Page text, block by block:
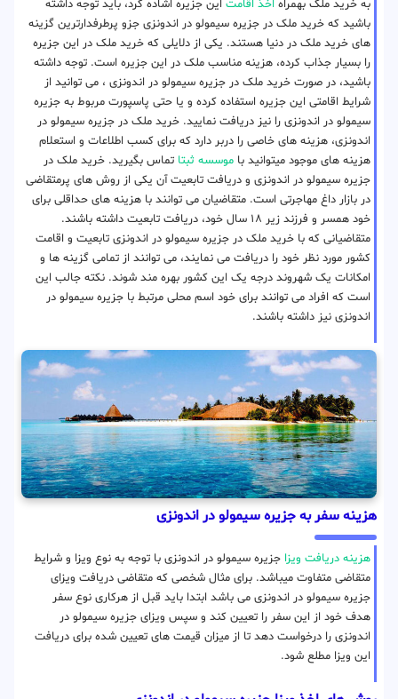
به خرید ملک بهمراه اخذ اقامت این جزیره اشاده کرد، باید توجه داشته
باشید که خرید ملک در جزیره سیمولو در اندونزی جزو پرطرفدارترین گزینه
های خرید ملک در دنیا هستند. یکی از دلایلی که خرید ملک در این جزیره
را بسیار جذاب کرده، هزینه مناسب ملک در این جزیره است. توجه داشته
باشید، در صورت خرید ملک در جزیره سیمولو در اندونزی ، می توانید از
شرایط اقامتی این جزیره استفاده کرده و یا حتی پاسپورت مربوط به جزیره
سیمولو در اندونزی را نیز دریافت نمایید. خرید ملک در جزیره سیمولو در
اندونزی، هزینه های خاصی را دربر دارد که برای کسب اطلاعات و استعلام
هزینه های موجود میتوانید با موسسه ثبتا تماس بگیرید. خرید ملک در
جزیره سیمولو در اندونزی و دریافت تابعیت آن یکی از روش های پرمتقاضی
در بازار داغ مهاجرتی است. متقاضیان می توانند با هزینه های حداقلی برای
خود همسر و فرزند زیر ۱۸ سال خود، دریافت تابعیت داشته باشند.
متقاضیانی که با خرید ملک در جزیره سیمولو در اندونزی تابعیت و اقامت
کشور مورد نظر خود را دریافت می نمایند، می توانند از تمامی گزینه ها و
امکانات یک شهروند درجه یک این کشور بهره مند شوند. نکته جالب این
است که افراد می توانند برای خود اسم محلی مرتبط با جزیره سیمولو در
اندونزی نیز داشته باشند.
هزینه سفر به جزیره سیمولو در اندونزی
هزینه دریافت ویزا جزیره سیمولو در اندونزی با توجه به نوع ویزا و شرایط
متقاضی متفاوت میباشد. برای مثال شخصی که متقاضی دریافت ویزای
جزیره سیمولو در اندونزی می باشد ابتدا باید قبل از هرکاری نوع سفر
هدف خود از این سفر را تعیین کند و سپس ویزای جزیره سیمولو در
اندونزی را درخواست دهد تا از میزان قیمت های تعیین شده برای دریافت
این ویزا مطلع شود.